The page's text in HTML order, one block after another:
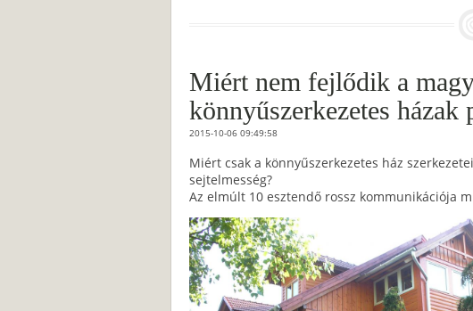
Miért nem fejlődik a
könnyűszerkezetes házak
2015-10-06 09:49:58
Miért csak a könnyűszerkezetes ház
sejtelmesség?
Az elmúlt 10 esztendő rossz kommunikációja